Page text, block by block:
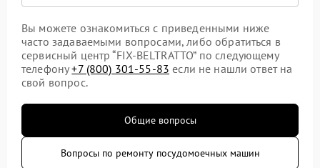
Вы можете ознакомиться с приведенными ниже
часто задаваемыми вопросами, либо обратиться в
сервисный центр “FIX-BELTRATTO” по следующему
телефону+7 (800) 301-55-83 если не нашли ответ на
свой вопрос.
Общие вопросы
Вопросы по ремонту посудомоечных машин